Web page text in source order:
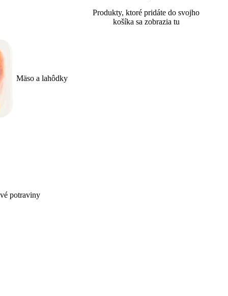
Mäso a lahôdky
potraviny
Produkty, ktoré pridáte do svojho
košíka sa zobrazia tu